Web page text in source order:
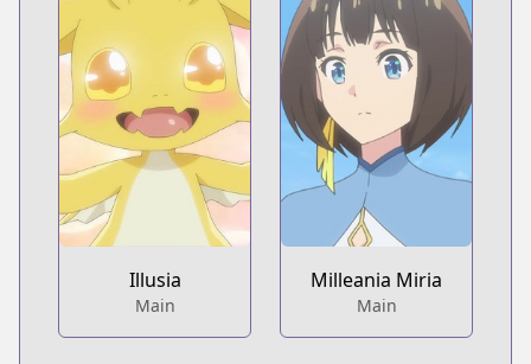
Illusia
Main
Milleania Miria
Main